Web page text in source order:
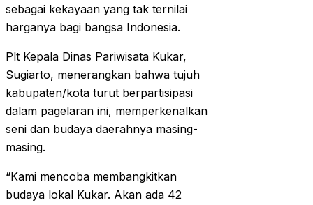
sebagai kekayaan yang tak ternilai
harganya bagi bangsa Indonesia.
Plt Kepala Dinas Pariwisata Kukar,
Sugiarto, menerangkan bahwa tujuh
kabupaten/kota turut berpartisipasi
dalam pagelaran ini, memperkenalkan
seni dan budaya daerahnya masing-
masing.
“Kami mencoba membangkitkan
budaya lokal Kukar. Akan ada 42